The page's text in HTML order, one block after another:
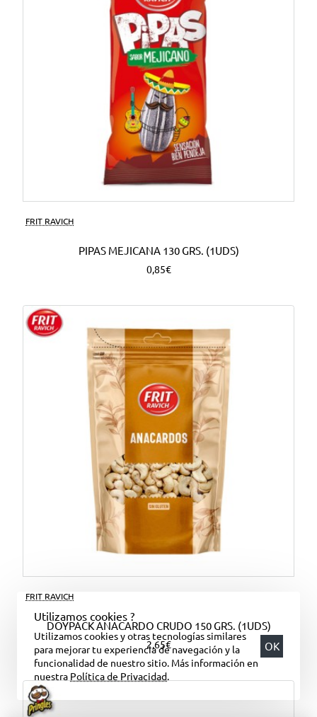
Utilizamos cookies ?
Utilizamos cookies y otras tecnologías similares
para mejorar tu experiencia de navegación y la
funcionalidad de nuestro sitio. Más información en
nuestra Política de Privacidad.
OK
FRIT RAVICH
PIPAS MEJICANA 130 GRS. (1UDS)
0,85€
FRIT RAVICH
DOYPACK ANACARDO CRUDO 150 GRS. (1UDS)
2,65€